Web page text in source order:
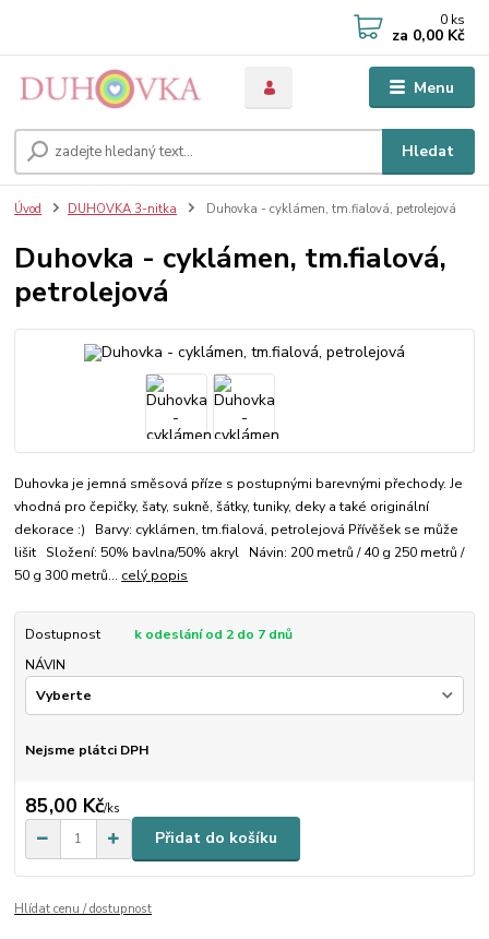
Menu
Hledat
0 ks
za 0,00 Kč
Úvod DUHOVKA 3-nitka Duhovka - cyklámen, tm.fialová, petrolejová
Duhovka - cyklámen, tm.fialová,
petrolejová
Duhovka je jemná směsová příze s postupnými barevnými přechody. Je
vhodná pro čepičky, šaty, sukně, šátky, tuniky, deky a také originální
dekorace :) Barvy: cyklámen, tm.fialová, petrolejová Přívěšek se může
lišit Složení: 50% bavlna/50% akryl Návin: 200 metrů / 40 g 250 metrů /
50 g 300 metrů... celý popis
Dostupnost
k odeslání od 2 do 7 dnů
NÁVIN
Nejsme plátci DPH
85,00 Kč/ks
Přidat do košíku
Hlídat cenu / dostupnost